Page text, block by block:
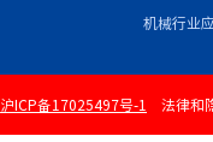
机械行业
沪ICP备17025497号-1 法律和